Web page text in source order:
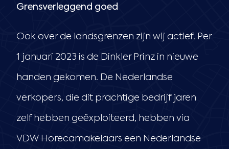
Grensverleggend goed
Ook over de landsgrenzen zijn wij actief. Per
1 januari 2023 is de Dinkler Prinz in nieuwe
handen gekomen. De Nederlandse
verkopers, die dit prachtige bedrijf jaren
zelf hebben geëxploiteerd, hebben via
VDW Horecamakelaars een Nederlandse